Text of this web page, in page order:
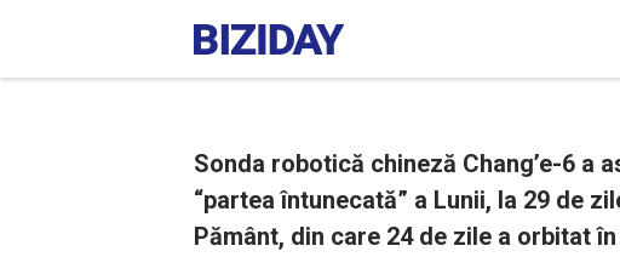
Sonda robotică chineză Chang’e-6 a
“partea întunecată” a Lunii, la 29 de
Pământ, din care 24 de zile a orbitat